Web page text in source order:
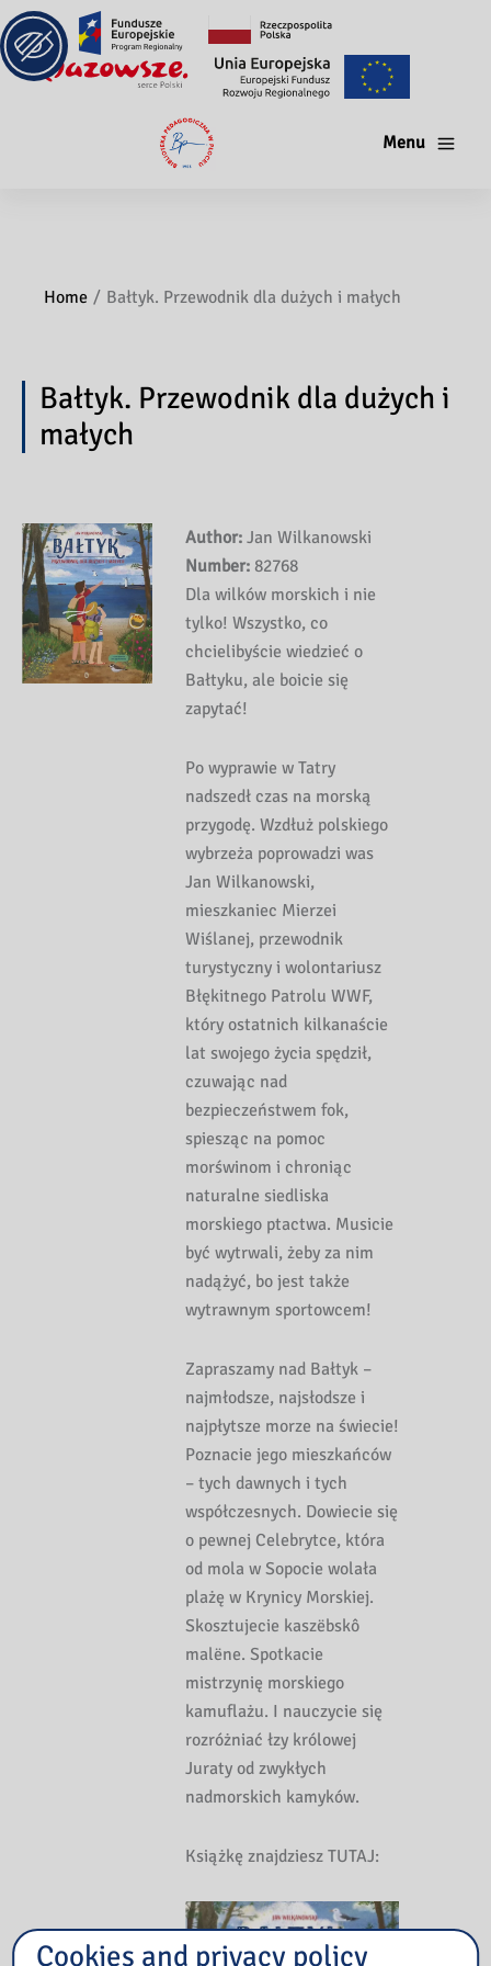
Menu
Home Bałtyk. Przewodnik dla dużych i małych
Bałtyk. Przewodnik dla dużych i
małych
Author: Jan Wilkanowski
Number: 82768
Dla wilków morskich i nie
tylko! Wszystko, co
chcielibyście wiedzieć o
Bałtyku, ale boicie się
zapytać!
Po wyprawie w Tatry
nadszedł czas na morską
przygodę. Wzdłuż polskiego
wybrzeża poprowadzi was
Jan Wilkanowski,
mieszkaniec Mierzei
Wiślanej, przewodnik
turystyczny i wolontariusz
Błękitnego Patrolu WWF,
który ostatnich kilkanaście
lat swojego życia spędził,
czuwając nad
bezpieczeństwem fok,
spiesząc na pomoc
morświnom i chroniąc
naturalne siedliska
morskiego ptactwa. Musicie
być wytrwali, żeby za nim
nadążyć, bo jest także
wytrawnym sportowcem!
Zapraszamy nad Bałtyk –
najmłodsze, najsłodsze i
najpłytsze morze na świecie!
Poznacie jego mieszkańców
– tych dawnych i tych
współczesnych. Dowiecie się
o pewnej Celebrytce, która
od mola w Sopocie wolała
plażę w Krynicy Morskiej.
Skosztujecie kaszëbskô
malëne. Spotkacie
mistrzynię morskiego
kamuflażu. I nauczycie się
rozróżniać łzy królowej
Juraty od zwykłych
nadmorskich kamyków.
Książkę znajdziesz TUTAJ:
Cookies and privacy policy